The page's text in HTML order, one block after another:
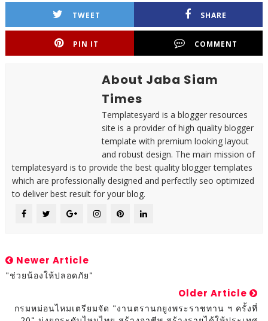
TWEET SHARE
PIN IT COMMENT
About Jaba Siam
Times
Templatesyard is a blogger resources
site is a provider of high quality blogger
template with premium looking layout
and robust design. The main mission of
templatesyard is to provide the best quality blogger templates
which are professionally designed and perfectlly seo optimized
to deliver best result for your blog.
Newer Article
"ช่วยน้องให้ปลอดภัย"
Older Article
กรมหม่อนไหมเตรียมจัด "งานตรานกยูงพระราชทาน ฯ ครั้งที่